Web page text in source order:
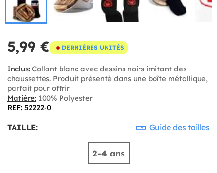
5,99 € DERNIÈRES UNITÉS
Inclus: Collant blanc avec dessins noirs imitant des
chaussettes. Produit présenté dans une boîte métallique,
parfait pour offrir
Matière: 100% Polyester
REF: 52222-0
TAILLE: Guide des tailles
2-4 ans